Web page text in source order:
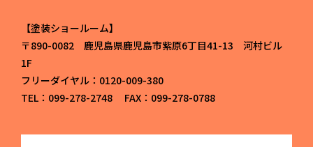
塗装ショールーム
〒890-0082 鹿児島県鹿児島市紫原6丁目41-13 河村ビル
1F
フリーダイヤル：0120-009-380
TEL：099-278-2748 FAX：099-278-0788